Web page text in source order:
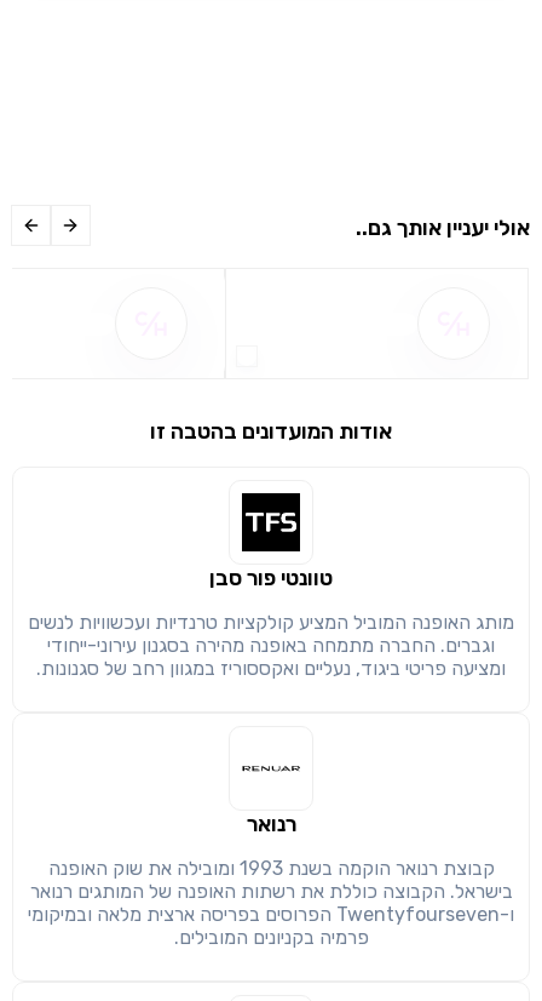
שיתוף
שימו לב!
מימוש הטבה זו ניתן רק לחברי
אולי יעניין אותך גם..
אודות המועדונים בהטבה זו
טוונטי פור סבן
מותג האופנה המוביל המציע קולקציות טרנדיות ועכשוויות לנשים
וגברים. החברה מתמחה באופנה מהירה בסגנון עירוני-ייחודי
ומציעה פריטי ביגוד, נעליים ואקססוריז במגוון רחב של סגנונות.
רנואר
קבוצת רנואר הוקמה בשנת 1993 ומובילה את שוק האופנה
בישראל. הקבוצה כוללת את רשתות האופנה של המותגים רנואר
ו-Twentyfourseven הפרוסים בפריסה ארצית מלאה ובמיקומי
פרמיה בקניונים המובילים.